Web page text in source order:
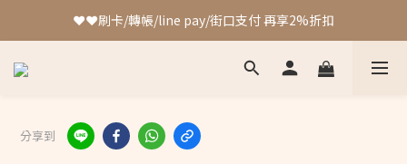
❤️❤️刷卡/轉帳/line pay/街口支付 再享2%折扣
❤️❤️刷卡/轉帳/line pay/街口支付 再享2%折扣
分享到